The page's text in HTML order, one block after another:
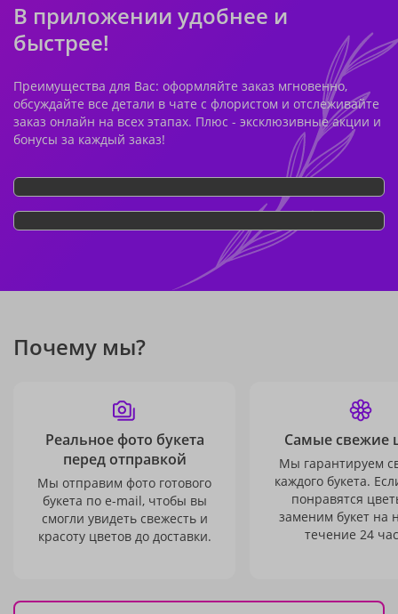
В приложении удобнее и
быстрее!
Преимущества для Вас: оформляйте заказ мгновенно,
обсуждайте все детали в чате с флористом и отслеживайте
заказ онлайн на всех этапах. Плюс - эксклюзивные акции и
бонусы за каждый заказ!
Почему мы?
Реальное фото букета
перед отправкой
Мы отправим фото готового
букета по e-mail, чтобы вы
смогли увидеть свежесть и
красоту цветов до доставки.
Самые свежие
Мы гарантируем
каждого букета.
понравятся
заменим букет на
течение 24